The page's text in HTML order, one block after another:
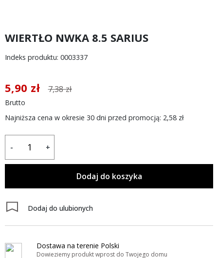
WIERTŁO NWKA 8.5 SARIUS
Indeks produktu: 0003337
5,90 zł 7,38 zł
Brutto
Najniższa cena w okresie 30 dni przed promocją: 2,58 zł
- +
Dodaj do koszyka
Dodaj do ulubionych
Dostawa na terenie Polski
Dowieziemy produkt wprost do Twojego domu